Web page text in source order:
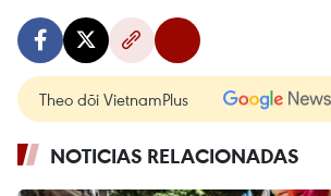
Theo dõi VietnamPlus
NOTICIAS RELACIONADAS